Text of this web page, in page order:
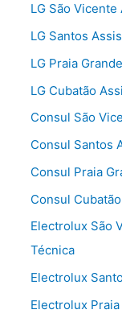
LG São
LG Santos
LG Praia
LG Cubatão
Consul São
Consul Santos
Consul Praia
Consul
Electrolux São
Técnica
Electrolux
Electrolux